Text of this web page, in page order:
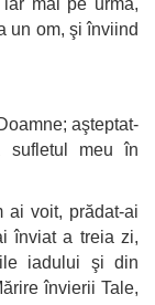
un om, şi înviind
aşteptat-
sufletul meu în
ai voit, prădat-ai
înviat a treia zi,
iadului şi din
învierii Tale,